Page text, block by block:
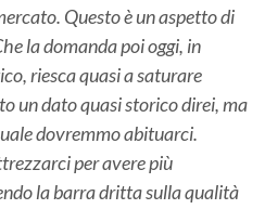
Questo è un aspetto di
la domanda poi oggi, in
riesca quasi a saturare
un dato quasi storico direi, ma
dovremmo abituarci.
per avere più
la barra dritta sulla qualità